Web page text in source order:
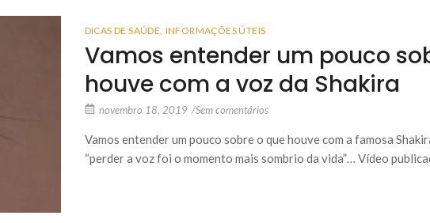
DICAS DE SAÚDE INFORMAÇÕES ÚTEIS
Vamos entender um pouco
houve com a voz da Shakira
novembro 18, 2019 /Sem comentários
Vamos entender um pouco sobre o que houve com a famosa
“perder a voz foi o momento mais sombrio da vida”… Vídeo